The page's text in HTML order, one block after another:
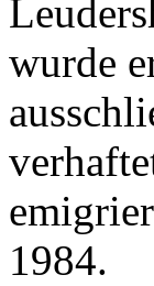
wurde
1984.